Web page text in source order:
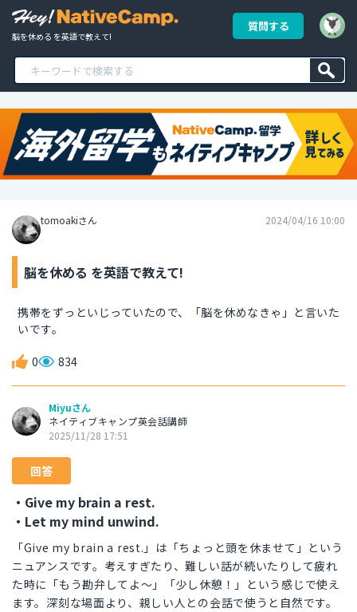
脳を休める を英語で教えて!
質問する
tomoakiさん 2024/04/16 10:00
脳を休める を英語で教えて!
携帯をずっといじっていたので、「脳を休めなきゃ」と言いた
いです。
0 834
Miyuさん
ネイティブキャンプ英会話講師
2025/11/28 17:51
回答
・Give my brain a rest.
・Let my mind unwind.
「Give my brain a rest.」は「ちょっと頭を休ませて」という
ニュアンスです。考えすぎたり、難しい話が続いたりして疲れ
た時に「もう勘弁してよ〜」「少し休憩！」という感じで使え
ます。深刻な場面より、親しい人との会話で使うと自然です。